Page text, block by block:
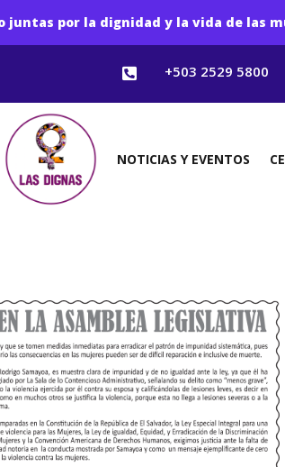
juntas por la dignidad y la vida de las
 +503 2529 5800
NOTICIAS Y EVENTOS